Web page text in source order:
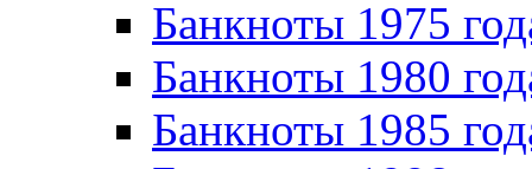
Банкноты 1975
Банкноты 1980
Банкноты 1985